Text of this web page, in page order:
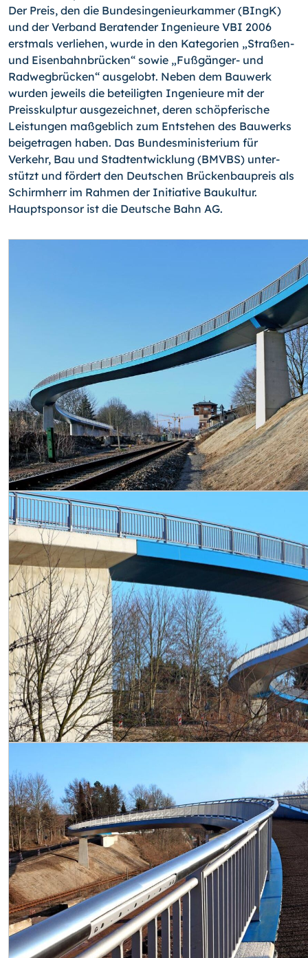
Der Preis, den die Bundesingenieurkammer (BIngK)
und der Verband Beratender Ingenieure VBI 2006
erstmals verliehen, wurde in den Kategorien „Straßen-
und Eisenbahnbrücken“ sowie „Fußgänger- und
Radwegbrücken“ ausgelobt. Neben dem Bauwerk
wurden jeweils die beteiligten Ingenieure mit der
Preisskulptur ausgezeichnet, deren schöpferische
Leistungen maßgeblich zum Entstehen des Bauwerks
beigetragen haben. Das Bundesministerium für
Verkehr, Bau und Stadtentwicklung (BMVBS) unter­
stützt und fördert den Deutschen Brückenbaupreis als
Schirmherr im Rahmen der Ini­tiative Baukultur.
Hauptsponsor ist die Deutsche Bahn AG.